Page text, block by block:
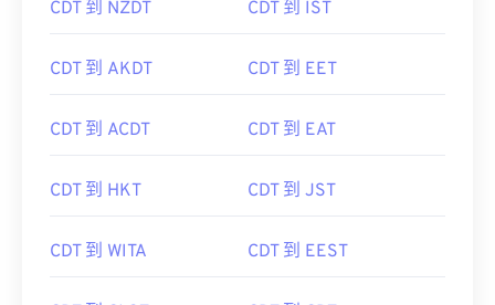
CDT 到 NZDT CDT 到 IST
CDT 到 AKDT CDT 到 EET
CDT 到 ACDT CDT 到 EAT
CDT 到 HKT CDT 到 JST
CDT 到 WITA CDT 到 EEST